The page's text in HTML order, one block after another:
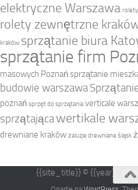
elektryczne Warszawa
rolety zewnętrzne
kraków sprzątanie biura
sprzątanie firm
masowych Poznańsprzątanie
budowie warszawa
poznań sprzęt do sprzątania verticale
sprzątającawertikale
drewniane kraków żaluzje drewniane śląsk
{{site_title}} © {{year}}.